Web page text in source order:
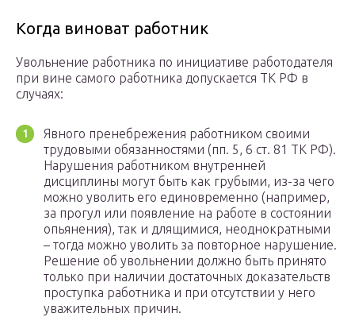
Когда виноват работник
Увольнение работника по инициативе работодателя
при вине самого работника допускается ТК РФ в
случаях:
Явного пренебрежения работником своими
трудовыми обязанностями (пп. 5, 6 ст. 81 ТК РФ).
Нарушения работником внутренней
дисциплины могут быть как грубыми, из-за чего
можно уволить его единовременно (например,
за прогул или появление на работе в состоянии
опьянения), так и длящимися, неоднократными
– тогда можно уволить за повторное нарушение.
Решение об увольнении должно быть принято
только при наличии достаточных доказательств
проступка работника и при отсутствии у него
уважительных причин.